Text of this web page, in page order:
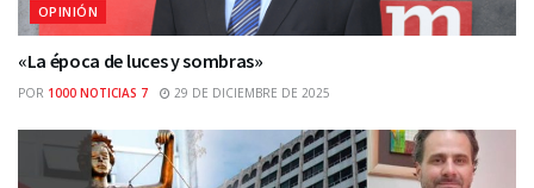
OPINIÓN
«La época de luces y sombras»
POR 1000 NOTICIAS 7 29 DE DICIEMBRE DE 2025